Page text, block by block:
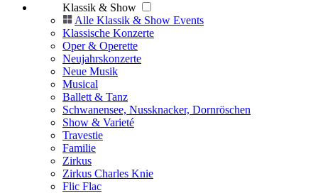
Klassik & Show
Alle Klassik & Show Events
Klassische Konzerte
Oper & Operette
Neujahrskonzerte
Neue Musik
Musical
Ballett & Tanz
Schwanensee, Nussknacker, Dornröschen
Show & Varieté
Travestie
Familie
Zirkus
Zirkus Charles Knie
Flic Flac